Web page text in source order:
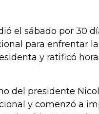
el sábado por 30
para enfrentar
y ratificó
del presidente
y comenzó a